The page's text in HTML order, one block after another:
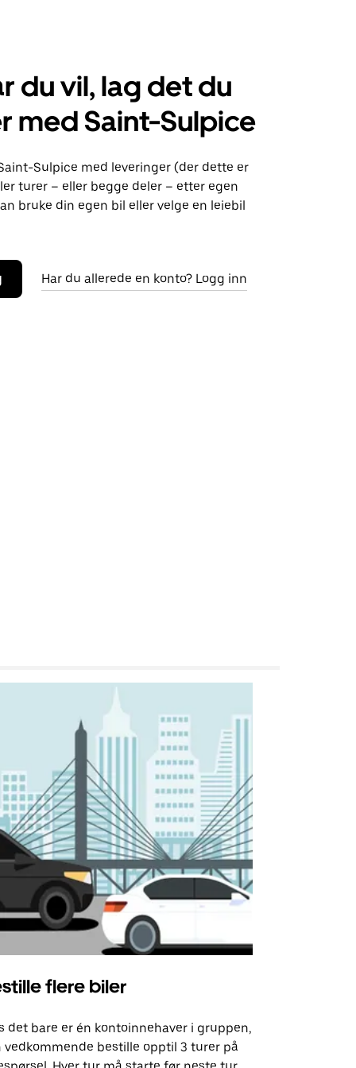
du vil, lag det du
med Saint-Sulpice
Sulpice med leveringer (der dette er
turer – eller begge deler – etter egen
bruke din egen bil eller velge en leiebil
Har du allerede en konto? Logg inn
flere biler
det bare er én kontoinnehaver i gruppen,
vedkommende bestille opptil 3 turer på